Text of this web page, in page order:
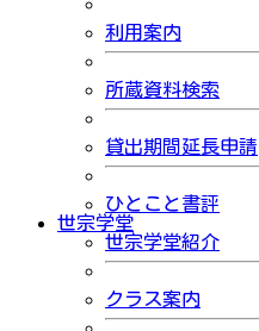
利用案内
所蔵資料検索
貸出期間延長申請
ひとこと書評
世宗学堂
世宗学堂紹介
クラス案内